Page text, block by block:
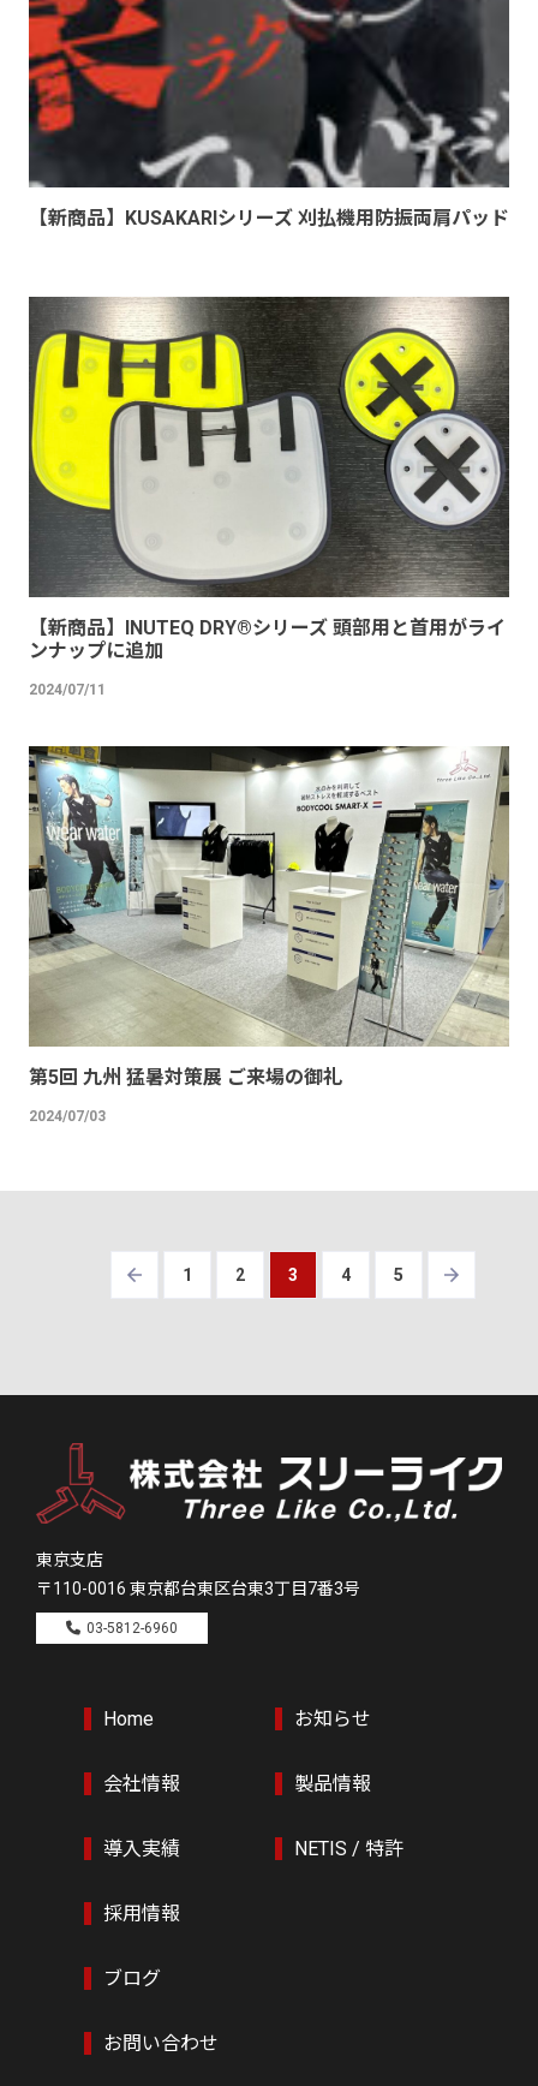
【新商品】KUSAKARIシリーズ 刈払機用防振両肩パッド
【新商品】INUTEQ DRY®︎シリーズ 頭部用と首用がライ
ンナップに追加
2024/07/11
第5回 九州 猛暑対策展 ご来場の御礼
2024/07/03
1 2 3 4 5
東京支店
〒110-0016 東京都台東区台東3丁目7番3号
03-5812-6960
Home お知らせ
会社情報 製品情報
導入実績 NETIS / 特許
採用情報
ブログ
お問い合わせ